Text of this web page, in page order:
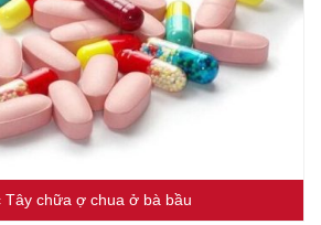
Tây chữa ợ chua ở bà bầu